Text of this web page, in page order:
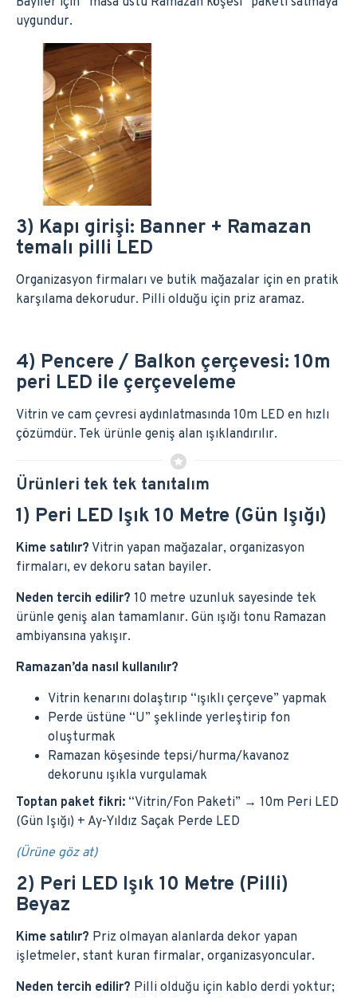
uygundur.
3) Kapı girişi: Banner + Ramazan
temalı pilli LED
Organizasyon firmaları ve butik mağazalar için en pratik
karşılama dekorudur. Pilli olduğu için priz aramaz.
4) Pencere / Balkon çerçevesi: 10m
peri LED ile çerçeveleme
Vitrin ve cam çevresi aydınlatmasında 10m LED en hızlı
çözümdür. Tek ürünle geniş alan ışıklandırılır.
Ürünleri tek tek tanıtalım
1) Peri LED Işık 10 Metre (Gün Işığı)
Kime satılır? Vitrin yapan mağazalar, organizasyon
firmaları, ev dekoru satan bayiler.
Neden tercih edilir? 10 metre uzunluk sayesinde tek
ürünle geniş alan tamamlanır. Gün ışığı tonu Ramazan
ambiyansına yakışır.
Ramazan’da nasıl kullanılır?
Vitrin kenarını dolaştırıp “ışıklı çerçeve” yapmak
Perde üstüne “U” şeklinde yerleştirip fon
oluşturmak
Ramazan köşesinde tepsi/hurma/kavanoz
dekorunu ışıkla vurgulamak
Toptan paket fikri: “Vitrin/Fon Paketi” → 10m Peri LED
(Gün Işığı) + Ay-Yıldız Saçak Perde LED
(Ürüne göz at)
2) Peri LED Işık 10 Metre (Pilli)
Beyaz
Kime satılır? Priz olmayan alanlarda dekor yapan
işletmeler, stant kuran firmalar, organizasyoncular.
Neden tercih edilir? Pilli olduğu için kablo derdi yoktur;